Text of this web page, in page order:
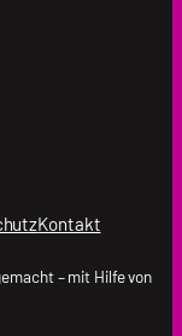
Kontakt
– mit Hilfe von